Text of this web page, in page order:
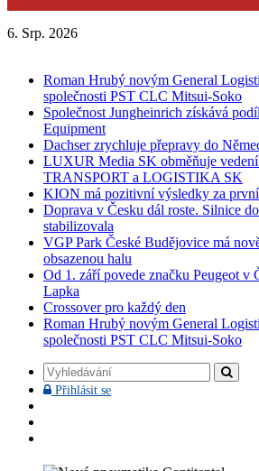
6. Srp. 2026
Roman Hrubý novým General
společnosti PST CLC Mitsui-Soko
Společnost Jungheinrich získává
Equipment
Dachser zrychluje přepravy do
LUXUR Media SK obměňuje vedení
TRANSPORT a LOGISTIKA SK
KION má pozitivní výsledky za
Doprava v Česku dál roste. Silnice
stabilizovala
VGP Park České Budějovice má
obsazenou halu
Od 1. září povede značku Peugeot v
Lapka
Crossover pro každý den
Roman Hrubý novým General
společnosti PST CLC Mitsui-Soko
Přihlásit sePřihlásit